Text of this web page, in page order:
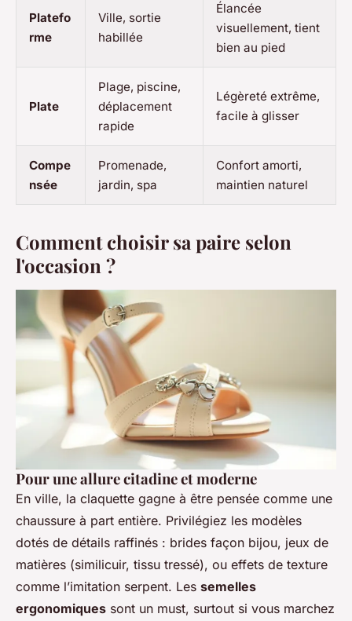
Platefo
rme
Ville, sortie
habillée
Élancée
visuellement, tient
bien au pied
Plate
Plage, piscine,
déplacement
rapide
Légèreté extrême,
facile à glisser
Compe
nsée
Promenade,
jardin, spa
Confort amorti,
maintien naturel
Comment choisir sa paire selon
l'occasion ?
Pour une allure citadine et moderne
En ville, la claquette gagne à être pensée comme une
chaussure à part entière. Privilégiez les modèles
dotés de détails raffinés : brides façon bijou, jeux de
matières (similicuir, tissu tressé), ou effets de texture
comme l’imitation serpent. Les semelles
ergonomiques sont un must, surtout si vous marchez